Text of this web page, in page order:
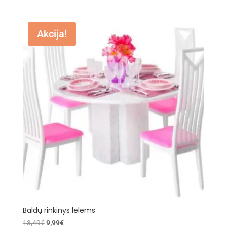
Akcija!
Baldų rinkinys lėlėms
13,49€ Original
9,99€Current